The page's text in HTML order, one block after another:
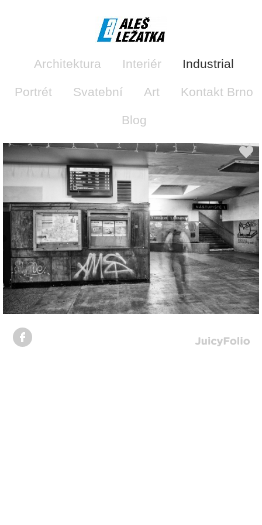
Architektura Interiér Industrial
Portrét Svatební Art Kontakt Brno
Blog